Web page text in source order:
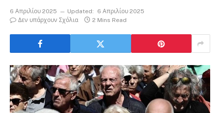
6 Απριλίου 2025 Updated:
6 Απριλίου 2025
Δεν υπάρχουν Σχόλια
2 Mins Read